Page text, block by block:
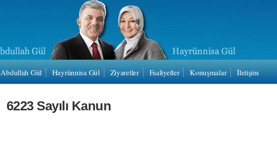
Abdullah Gül Hayrünnisa Gül Ziyaretler Faaliyetler Konuşmalar İletişim
6223 Sayılı Kanun